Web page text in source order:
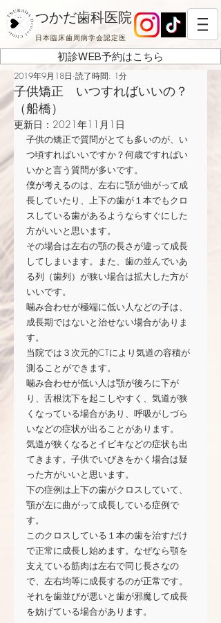
日本臨床歯周病学会認定医
つかだ歯科医院
初診WEB予約はこちら
子供矯正 いつすればいいの？
（船橋）
2019年9月18日 読了時間: 1分
更新日： 2021年11月1日
子供の矯正で質問がとても多いのが、い
つ頃すればいいですか？何歳ですればい
いかと言う質問が多いです。
僕が考えるのは、左右に顎が曲がって成
長していたり、上下の歯が１本でもクロ
スしている歯があるようならすぐにした
方がいいと思います。
その場合は左右の顎の長さが違って成長
してしまいます。また、歯の並んでいあ
る列（歯列）が狭い場合は拡大した方が
いいです。
噛み合わせが極端に低い人などの子は、
成長期ではないと治せない場合がありま
す。
当院では３次元的CTにより気道の容積が
測ることができます。
噛み合わせが低い人は顎が後ろに下が
り、舌根沈下を起こしやすく、気道が狭
くなっている場合があり、呼吸がしづら
いなどの症状が出ることがあります。
気道が狭くなるとイビキなどの症状も出
てきます。子供でいびきをかく場合は疑
った方がいいと思います。
下の症例は上下の歯がクロスしていて、
顎が左に曲がって成長している症例で
す。
このクロスしている１本の歯を治すだけ
で正常に成長し始めます。なぜなら顎を
支えている筋肉は左右で同じ長さなの
で、左右均等に成長するのが正常です。
それを歯並びが悪いと歯が邪魔して成長
を妨げている場合があります。